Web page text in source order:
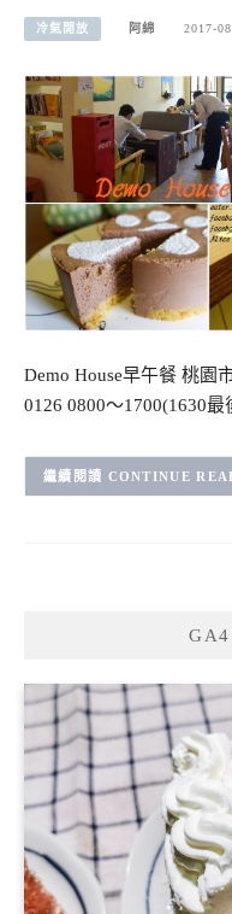
冷氣開放 阿綿 2017-
Demo House早午餐 桃園
0126 0800～1700(1630
CONTINUE